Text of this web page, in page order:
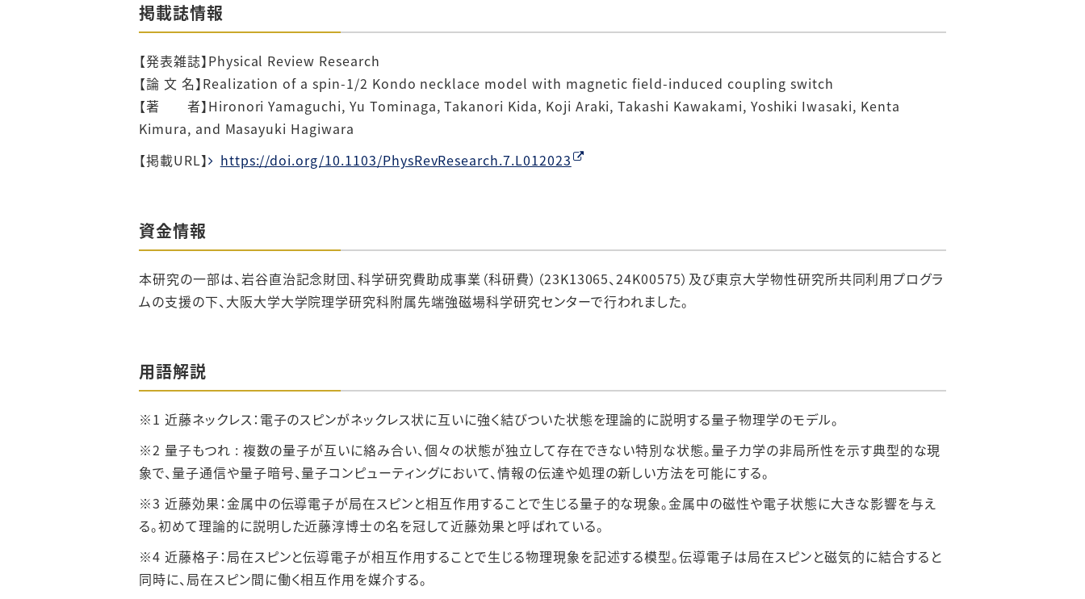
掲載誌情報
【発表雑誌】Physical Review Research
【論 文 名】Realization of a spin-1/2 Kondo necklace model with magnetic field-induced coupling switch
【著 者】Hironori Yamaguchi, Yu Tominaga, Takanori Kida, Koji Araki, Takashi Kawakami, Yoshiki Iwasaki, Kenta
Kimura, and Masayuki Hagiwara
【掲載URL】
https://doi.org/10.1103/PhysRevResearch.7.L012023
資金情報
本研究の一部は、岩谷直治記念財団、科学研究費助成事業（科研費）（23K13065、24K00575）及び東京大学物性研究所共同利用プログラ
ムの支援の下、大阪大学大学院理学研究科附属先端強磁場科学研究センターで行われました。
用語解説
※1 近藤ネックレス：電子のスピンがネックレス状に互いに強く結びついた状態を理論的に説明する量子物理学のモデル。
※2 量子もつれ : 複数の量子が互いに絡み合い、個々の状態が独立して存在できない特別な状態。量子力学の非局所性を示す典型的な現
象で、量子通信や量子暗号、量子コンピューティングにおいて、情報の伝達や処理の新しい方法を可能にする。
※3 近藤効果：金属中の伝導電子が局在スピンと相互作用することで生じる量子的な現象。金属中の磁性や電子状態に大きな影響を与え
る。初めて理論的に説明した近藤淳博士の名を冠して近藤効果と呼ばれている。
※4 近藤格子：局在スピンと伝導電子が相互作用することで生じる物理現象を記述する模型。伝導電子は局在スピンと磁気的に結合すると
同時に、局在スピン間に働く相互作用を媒介する。